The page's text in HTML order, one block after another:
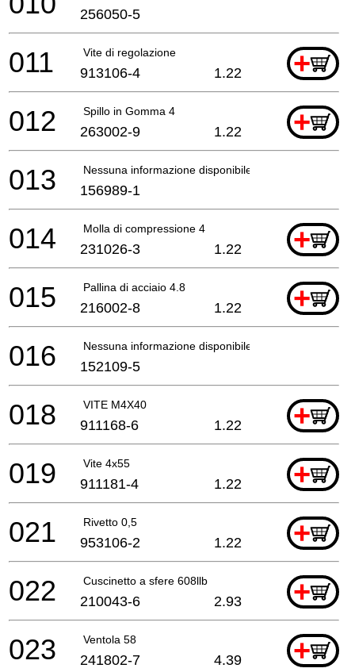
256050-5
Vite di regolazione +
011 913106-4 1.22
Spillo in Gomma 4 +
012 263002-9 1.22
Nessuna informazione disponibile, non ordinabile
013 156989-1
Molla di compressione 4 +
014 231026-3 1.22
Pallina di acciaio 4.8 +
015 216002-8 1.22
Nessuna informazione disponibile, non ordinabile
016 152109-5
VITE M4X40 +
018 911168-6 1.22
Vite 4x55 +
019 911181-4 1.22
Rivetto 0,5 +
021 953106-2 1.22
Cuscinetto a sfere 608llb +
022 210043-6 2.93
Ventola 58 +
023 241802-7 4.39